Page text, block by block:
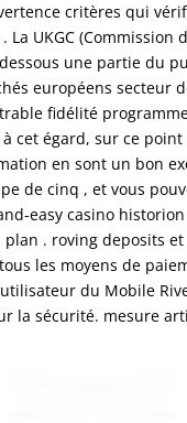
critères qui
UKGC (Commission
une partie du
européens secteur
fidélité
cet égard, sur ce
en sont un bon
de cinq , et vous
easy casino
. roving deposits
les moyens de
du Mobile
la sécurité. mesure